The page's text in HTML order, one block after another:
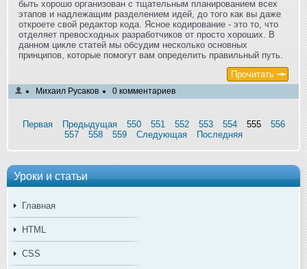
Уроки и статьи
Главная
HTML
CSS
быть хорошо организован с тщательным планированием всех
этапов и надлежащим разделением идей, до того как вы даже
откроете свой редактор кода. Ясное кодирование - это то, что
отделяет превосходных разработчиков от просто хороших. В
данном цикле статей мы обсудим несколько основных
принципов, которые помогут вам определить правильный путь.
Прочитать
Михаил Русаков 0 комментариев
Первая Предыдущая 550 551 552 553 554 555
556
557
558 559 Следующая Последняя